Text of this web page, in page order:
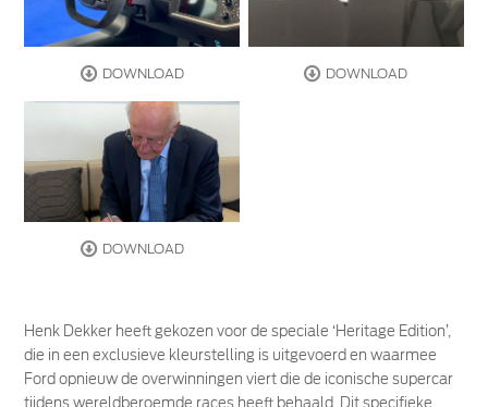
DOWNLOAD DOWNLOAD
DOWNLOAD
Henk Dekker heeft gekozen voor de speciale ‘Heritage Edition’,
die in een exclusieve kleurstelling is uitgevoerd en waarmee
Ford opnieuw de overwinningen viert die de iconische supercar
tijdens wereldberoemde races heeft behaald. Dit specifieke